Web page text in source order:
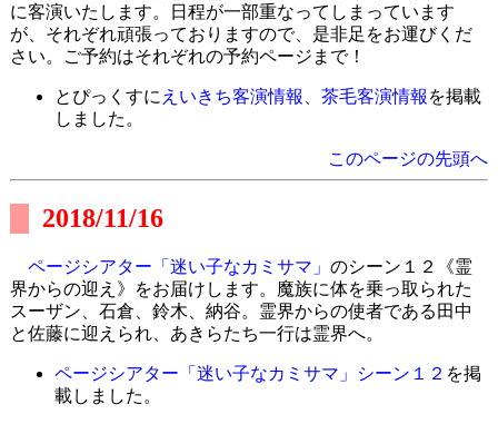
に客演いたします。日程が一部重なってしまっています
が、それぞれ頑張っておりますので、是非足をお運びくだ
さい。ご予約はそれぞれの予約ページまで！
とぴっくすに えいきち客演情報 茶毛客演情報 を掲載
しました。
このページの先頭へ
2018/11/16
ページシアター「迷い子なカミサマ」 のシーン１２《霊
界からの迎え》をお届けします。魔族に体を乗っ取られた
スーザン、石倉、鈴木、納谷。霊界からの使者である田中
と佐藤に迎えられ、あきらたち一行は霊界へ。
ページシアター「迷い子なカミサマ」シーン１２ を掲
載しました。